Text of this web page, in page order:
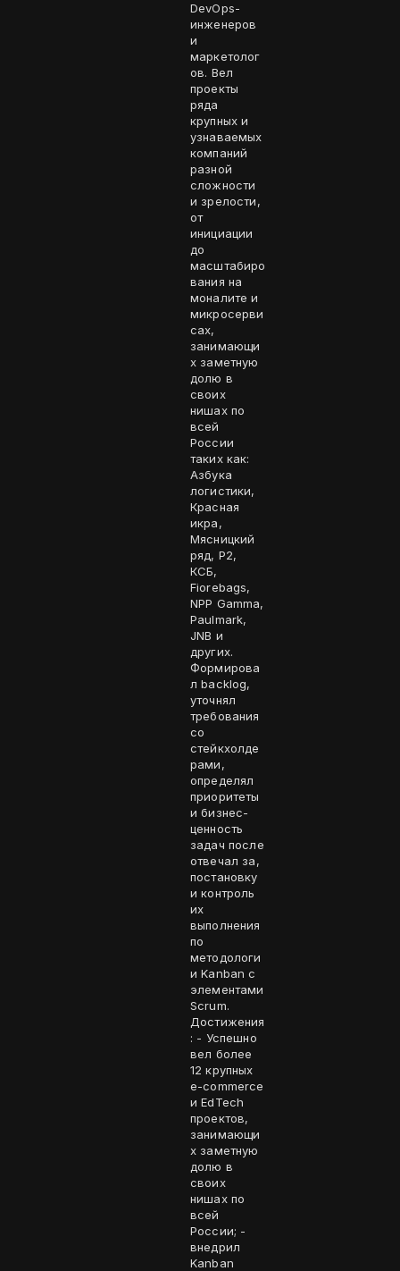
DevOps-
инженеров
и
маркетолог
ов. Вел
проекты
ряда
крупных и
узнаваемых
компаний
разной
сложности
и зрелости,
от
инициации
до
масштабиро
вания на
моналите и
микросерви
сах,
занимающи
х заметную
долю в
своих
нишах по
всей
России
таких как:
Азбука
логистики,
Красная
икра,
Мясницкий
ряд, P2,
КСБ,
Fiorebags,
NPP Gamma,
Paulmark,
JNB и
других.
Формирова
л backlog,
уточнял
требования
со
стейкхолде
рами,
определял
приоритеты
и бизнес-
ценность
задач после
отвечал за,
постановку
и контроль
их
выполнения
по
методологи
и Kanban с
элементами
Scrum.
Достижения
: - Успешно
вел более
12 крупных
e-commerce
и EdTech
проектов,
занимающи
х заметную
долю в
своих
нишах по
всей
России; -
внедрил
Kanban